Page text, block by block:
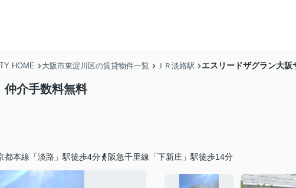
HOME 大阪市東淀川区の賃貸物件一覧 ＪＲ淡路駅 エスリードザグラン大
介手数料無料
都本線「淡路」駅徒歩4分 阪急千里線「下新庄」駅徒歩14分